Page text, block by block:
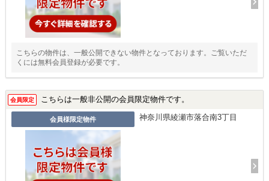
こちらの物件は、一般公開できない物件となっております。ご覧いただ
くには無料会員登録が必要です。
会員限定 こちらは一般非公開の会員限定物件です。
会員様限定物件 神奈川県綾瀬市落合南3丁目